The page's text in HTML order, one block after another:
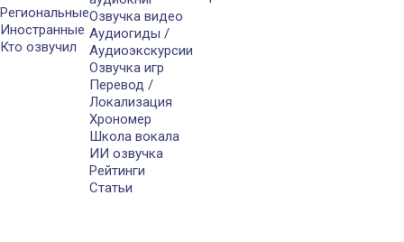
Региональные
Иностранные
Кто озвучил
Озвучка видео
Аудиогиды /
Аудиоэкскурсии
Озвучка игр
Перевод /
Локализация
Хрономер
Школа вокала
ИИ озвучка
Рейтинги
Статьи